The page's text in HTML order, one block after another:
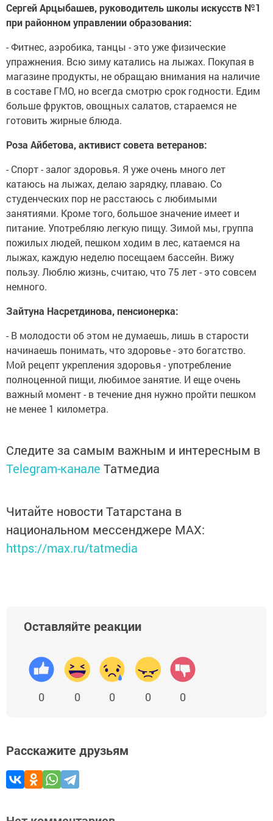
Сергей Арцыбашев, руководитель школы искусств №1
при районном управлении образования:
- Фитнес, аэробика, танцы - это уже физические
упражнения. Всю зиму катались на лыжах. Покупая в
магазине продукты, не обращаю внимания на наличие
в составе ГМО, но всегда смотрю срок годности. Едим
больше фруктов, овощных салатов, стараемся не
готовить жирные блюда.
Роза Айбетова, активист совета ветеранов:
- Спорт - залог здоровья. Я уже очень много лет
катаюсь на лыжах, делаю зарядку, плаваю. Со
студенческих пор не расстаюсь с любимыми
занятиями. Кроме того, большое значение имеет и
питание. Употребляю легкую пищу. Зимой мы, группа
пожилых людей, пешком ходим в лес, катаемся на
лыжах, каждую неделю посещаем бассейн. Вижу
пользу. Люблю жизнь, считаю, что 75 лет - это совсем
немного.
Зайтуна Насретдинова, пенсионерка:
- В молодости об этом не думаешь, лишь в старости
начинаешь понимать, что здоровье - это богатство.
Мой рецепт укрепления здоровья - употребление
полноценной пищи, любимое занятие. И еще очень
важный момент - в течение дня нужно пройти пешком
не менее 1 километра.
Следите за самым важным и интересным в
Telegram-канале Татмедиа
Читайте новости Татарстана в
национальном мессенджере MАХ:
https://max.ru/tatmedia
Оставляйте реакции
0 0 0 0 0
Расскажите друзьям